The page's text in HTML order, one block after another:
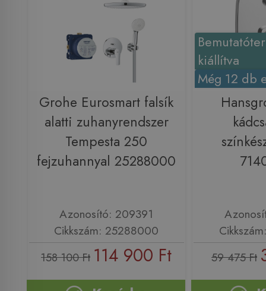
Grohe Eurosmart falsík
alatti zuhanyrendszer
Tempesta 250
fejzuhannyal 25288000
Azonosító: 209391
Cikkszám: 25288000
158 100 Ft 114 900 Ft
kiállítva
Még 12 db
59 475 Ft